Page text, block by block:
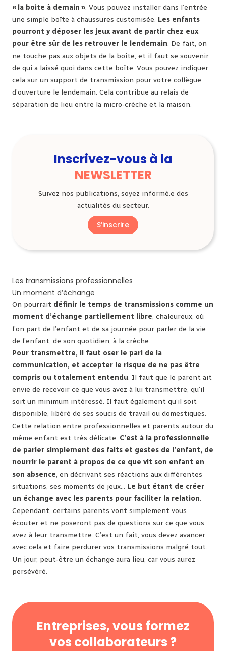
« la boite à demain ». Vous pouvez installer dans l’entrée
une simple boîte à chaussures customisée. Les enfants
pourront y déposer les jeux avant de partir chez eux
pour être sûr de les retrouver le lendemain. De fait, on
ne touche pas aux objets de la boîte, et il faut se souvenir
de qui a laissé quoi dans cette boîte. Vous pouvez indiquer
cela sur un support de transmission pour votre collègue
d’ouverture le lendemain. Cela contribue au relais de
séparation de lieu entre la micro-crèche et la maison.
Inscrivez-vous à la
NEWSLETTER
Suivez nos publications, soyez informé.e des
actualités du secteur.
S’inscrire
Les transmissions professionnelles
Un moment d’échange
On pourrait définir le temps de transmissions comme un
moment d’échange partiellement libre, chaleureux, où
l’on part de l’enfant et de sa journée pour parler de la vie
de l’enfant, de son quotidien, à la crèche.
Pour transmettre, il faut oser le pari de la
communication, et accepter le risque de ne pas être
compris ou totalement entendu. Il faut que le parent ait
envie de recevoir ce que vous avez à lui transmettre, qu’il
soit un minimum intéressé. Il faut également qu’il soit
disponible, libéré de ses soucis de travail ou domestiques.
Cette relation entre professionnelles et parents autour du
même enfant est très délicate. C’est à la professionnelle
de parler simplement des faits et gestes de l’enfant, de
nourrir le parent à propos de ce que vit son enfant en
son absence, en décrivant ses réactions aux différentes
situations, ses moments de jeux… Le but étant de créer
un échange avec les parents pour faciliter la relation.
Cependant, certains parents vont simplement vous
écouter et ne poseront pas de questions sur ce que vous
avez à leur transmettre. C’est un fait, vous devez avancer
avec cela et faire perdurer vos transmissions malgré tout.
Un jour, peut-être un échange aura lieu, car vous aurez
persévéré.
Entreprises, vous formez
vos collaborateurs ?